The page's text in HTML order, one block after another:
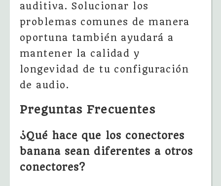
auditiva. Solucionar los
problemas comunes de manera
oportuna también ayudará a
mantener la calidad y
longevidad de tu configuración
de audio.
Preguntas Frecuentes
¿Qué hace que los conectores
banana sean diferentes a otros
conectores?